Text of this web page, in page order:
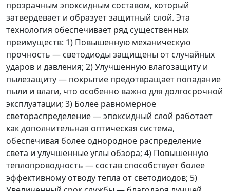
прозрачным эпоксидным составом, который
затвердевает и образует защитный слой. Эта
технология обеспечивает ряд существенных
преимуществ: 1) Повышенную механическую
прочность — светодиоды защищены от случайных
ударов и давления; 2) Улучшенную влагозащиту и
пылезащиту — покрытие предотвращает попадание
пыли и влаги, что особенно важно для долгосрочной
эксплуатации; 3) Более равномерное
светораспределение — эпоксидный слой работает
как дополнительная оптическая система,
обеспечивая более однородное распределение
света и улучшенные углы обзора; 4) Повышенную
теплопроводность — состав способствует более
эффективному отводу тепла от светодиодов; 5)